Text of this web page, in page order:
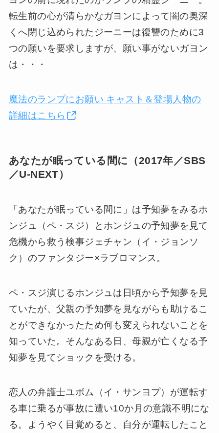
転生前の心が清らかなガヨンによって闇の奥深
くへ閉じ込められたジーニーは復讐のために3
つの願いを要求しますが、願い事がないガヨン
は・・・
魔法のランプにお願い キャスト＆登場人物の
詳細はこちら
あなたが眠っている間に（2017年／SBS
／U-NEXT）
「あなたが眠っている間に」は予知夢をみるホ
ンジュ（ペ・スジ）とホンジュの予知夢を見て
危機から救う検事ジェチャン（イ・ジョンソ
ク）のファンタジー×ラブロマンス。
ペ・スジ演じるホンジュは日頃から予知夢を見
ていたが、父親の予知夢を見ながらも助けるこ
とができなかったため何も変えられないことを
知っていた。そんなある日、母親が亡くなる予
知夢を見てショックを受ける。
恋人の弁護士ユボム（イ・サンヨプ）が運転す
る車に乗るが事故に遭い10か月の意識不明にな
る。ようやく目覚めると、自分が運転したこと